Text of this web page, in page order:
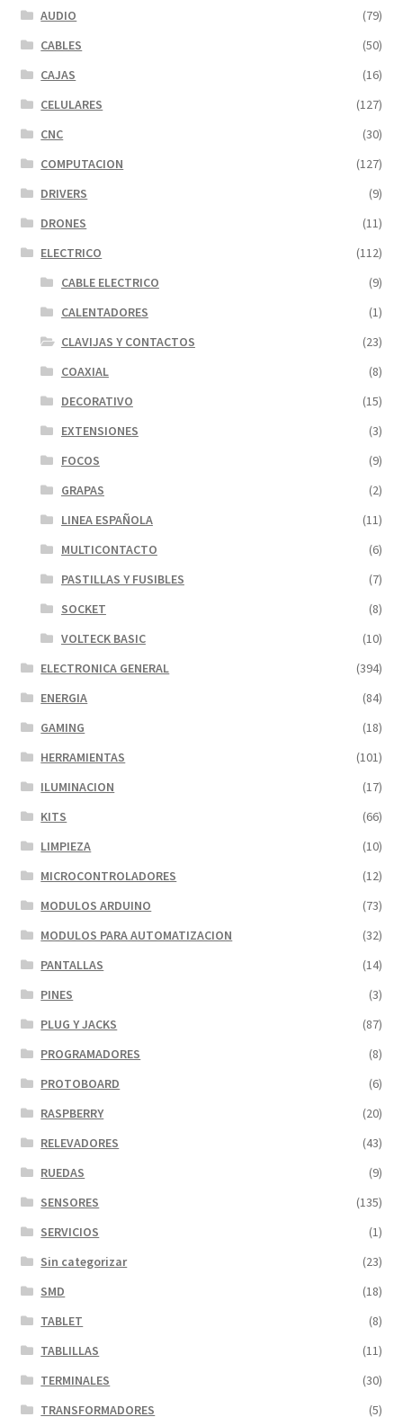
AUDIO
(79)
CABLES
(50)
CAJAS
(16)
CELULARES
(127)
CNC
(30)
COMPUTACION
(127)
DRIVERS
(9)
DRONES
(11)
ELECTRICO
(112)
CABLE ELECTRICO
(9)
CALENTADORES
(1)
CLAVIJAS Y CONTACTOS
(23)
COAXIAL
(8)
DECORATIVO
(15)
EXTENSIONES
(3)
FOCOS
(9)
GRAPAS
(2)
LINEA ESPAÑOLA
(11)
MULTICONTACTO
(6)
PASTILLAS Y FUSIBLES
(7)
SOCKET
(8)
VOLTECK BASIC
(10)
ELECTRONICA GENERAL
(394)
ENERGIA
(84)
GAMING
(18)
HERRAMIENTAS
(101)
ILUMINACION
(17)
KITS
(66)
LIMPIEZA
(10)
MICROCONTROLADORES
(12)
MODULOS ARDUINO
(73)
MODULOS PARA AUTOMATIZACION
(32)
PANTALLAS
(14)
PINES
(3)
PLUG Y JACKS
(87)
PROGRAMADORES
(8)
PROTOBOARD
(6)
RASPBERRY
(20)
RELEVADORES
(43)
RUEDAS
(9)
SENSORES
(135)
SERVICIOS
(1)
Sin categorizar
(23)
SMD
(18)
TABLET
(8)
TABLILLAS
(11)
TERMINALES
(30)
TRANSFORMADORES
(5)